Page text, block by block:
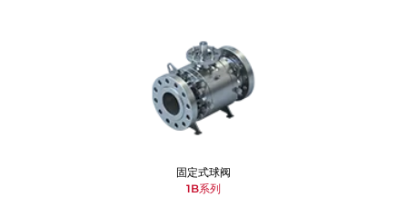
固定式球阀
1B系列